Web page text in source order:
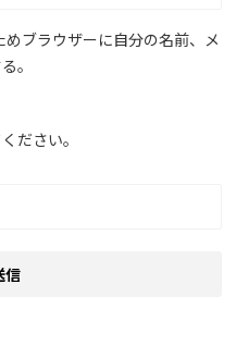
ブラウザーに自分の名前、メ
。
ださい。